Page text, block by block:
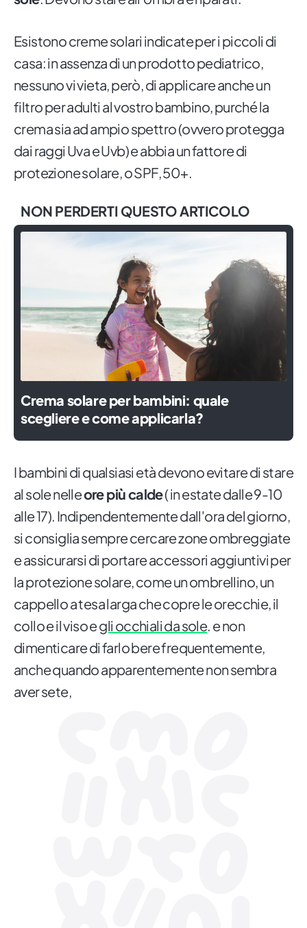
Esistono creme solari indicate per i piccoli di
casa: in assenza di un prodotto pediatrico,
nessuno vi vieta, però, di applicare anche un
filtro per adulti al vostro bambino, purché la
crema sia ad ampio spettro (ovvero protegga
dai raggi Uva e Uvb) e abbia un fattore di
protezione solare, o SPF, 50+.
NON PERDERTI QUESTO ARTICOLO
Crema solare per bambini: quale
scegliere e come applicarla?
I bambini di qualsiasi età devono evitare di stare
al sole nelleore più calde( in estate dalle 9-10
alle 17). Indipendentemente dall'ora del giorno,
si consiglia sempre cercare zone ombreggiate
e assicurarsi di portare accessori aggiuntivi per
la protezione solare, come un ombrellino, un
cappello a tesa larga che copre le orecchie, il
collo e il viso egli occhiali da sole. e non
dimenticare di farlo bere frequentemente,
anche quando apparentemente non sembra
aver sete,